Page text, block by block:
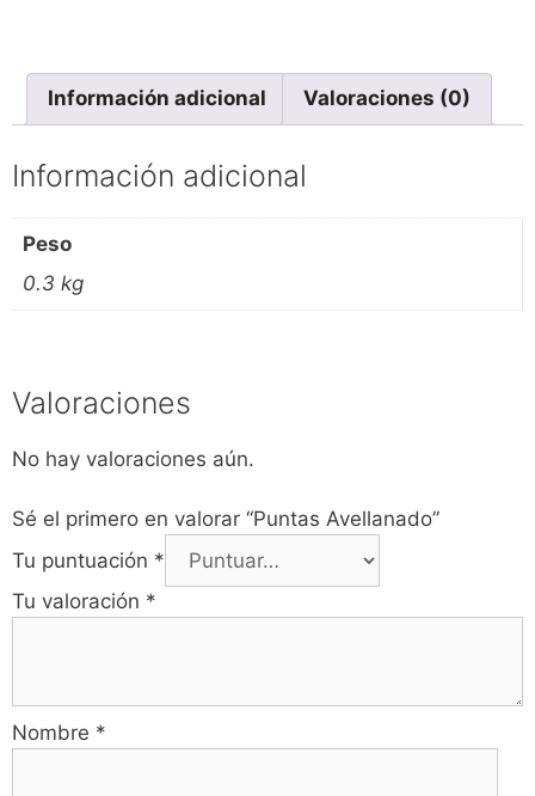
Información adicional Valoraciones (0)
Información adicional
Peso
0.3 kg
Valoraciones
No hay valoraciones aún.
Sé el primero en valorar “Puntas Avellanado”
Tu puntuación *
Tu valoración *
Nombre *